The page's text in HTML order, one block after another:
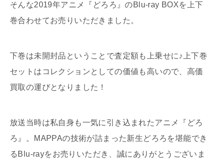
そんな2019年アニメ『どろろ』のBlu-ray BOXを上下
巻合わせてお売りいただきました。
下巻は未開封品ということで査定額も上乗せに♪上下巻
セットはコレクションとしての価値も高いので、高価
買取の運びとなりました！
放送当時は私自身も一気に引き込まれたアニメ『どろ
ろ』。MAPPAの技術が詰まった新生どろろを堪能でき
るBlu-rayをお売りいただき、誠にありがとうございま